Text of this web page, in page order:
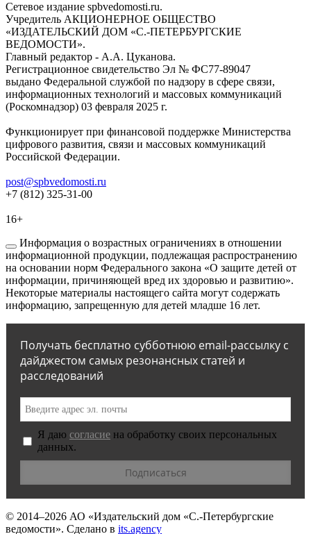
Сетевое издание spbvedomosti.ru.
Учредитель АКЦИОНЕРНОЕ ОБЩЕСТВО
«ИЗДАТЕЛЬСКИЙ ДОМ «С.-ПЕТЕРБУРГСКИЕ
ВЕДОМОСТИ».
Главный редактор - А.А. Цуканова.
Регистрационное свидетельство Эл № ФС77-89047
выдано Федеральной службой по надзору в сфере связи,
информационных технологий и массовых коммуникаций
(Роскомнадзор) 03 февраля 2025 г.
Функционирует при финансовой поддержке Министерства
цифрового развития, связи и массовых коммуникаций
Российской Федерации.
post@spbvedomosti.ru
+7 (812) 325-31-00
16+
Информация о возрастных ограничениях в отношении
информационной продукции, подлежащая распространению
на основании норм Федерального закона «О защите детей от
информации, причиняющей вред их здоровью и развитию».
Некоторые материалы настоящего сайта могут содержать
информацию, запрещенную для детей младше 16 лет.
Получать бесплатно субботнюю email-рассылку с
дайджестом самых резонансных статей и
расследований
Я даю согласие на обработку своих персональных
данных.
© 2014–2026 АО «Издательский дом «С.-Петербургские
ведомости». Сделано в its.agency